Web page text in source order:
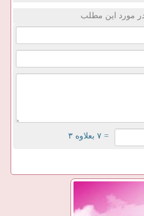
مورد این مطلب
= ۷ بعلاوه ۳